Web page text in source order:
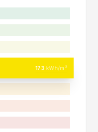
173 kWh/m²